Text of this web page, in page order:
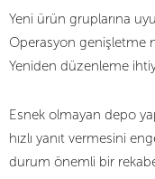
Yeni ürün gruplarına
Operasyon genişletme
Yeniden düzenleme
Esnek olmayan depo
hızlı yanıt vermesini
durum önemli bir